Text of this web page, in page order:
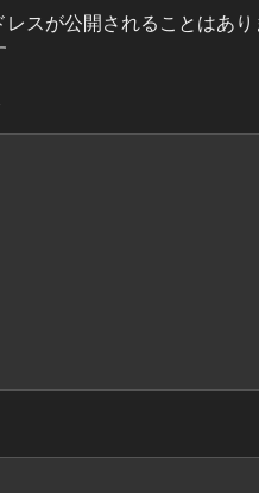
レスが公開されることはあり